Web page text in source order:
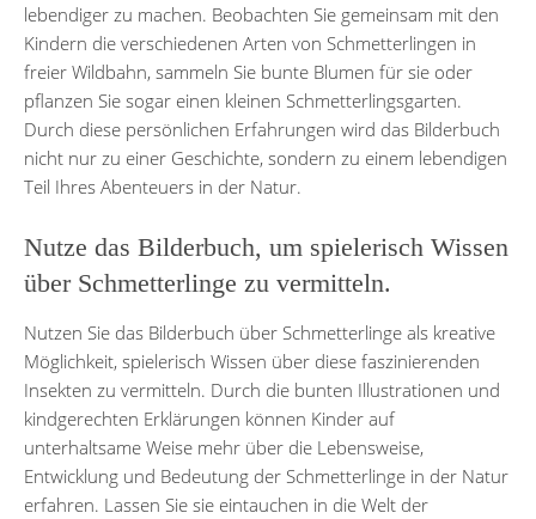
lebendiger zu machen. Beobachten Sie gemeinsam mit den
Kindern die verschiedenen Arten von Schmetterlingen in
freier Wildbahn, sammeln Sie bunte Blumen für sie oder
pflanzen Sie sogar einen kleinen Schmetterlingsgarten.
Durch diese persönlichen Erfahrungen wird das Bilderbuch
nicht nur zu einer Geschichte, sondern zu einem lebendigen
Teil Ihres Abenteuers in der Natur.
Nutze das Bilderbuch, um spielerisch Wissen
über Schmetterlinge zu vermitteln.
Nutzen Sie das Bilderbuch über Schmetterlinge als kreative
Möglichkeit, spielerisch Wissen über diese faszinierenden
Insekten zu vermitteln. Durch die bunten Illustrationen und
kindgerechten Erklärungen können Kinder auf
unterhaltsame Weise mehr über die Lebensweise,
Entwicklung und Bedeutung der Schmetterlinge in der Natur
erfahren. Lassen Sie sie eintauchen in die Welt der